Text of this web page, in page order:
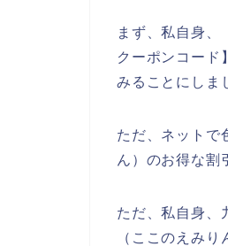
まず、私自身、
クーポンコード
みることにしま
ただ、ネットで
ん）のお得な割
ただ、私自身、
（ここのえみ